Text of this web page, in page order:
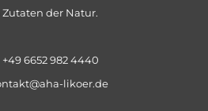
Zutaten der Natur.
+49 6652 982 4440
likoer.de